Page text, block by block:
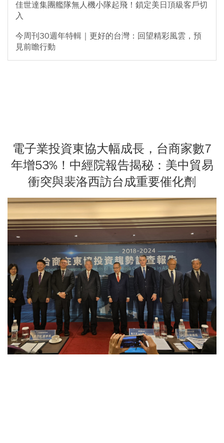
佳世達集團艦隊無人機小隊起飛！鎖定美日頂級客戶切
入
今周刊30週年特輯｜更好的台灣：回望精彩風雲，預
見前瞻行動
電子業投資東協大幅成長，台商家數7
年增53%！中經院報告揭秘：美中貿易
衝突與裴洛西訪台成重要催化劑